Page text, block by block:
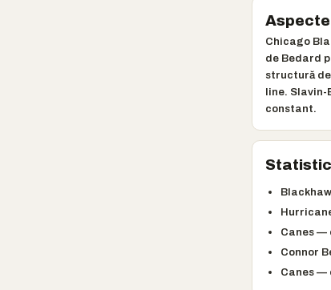
Chicago
de Bedard
structură
line. Slavin-
constant.
Canes —
Connor
Canes —